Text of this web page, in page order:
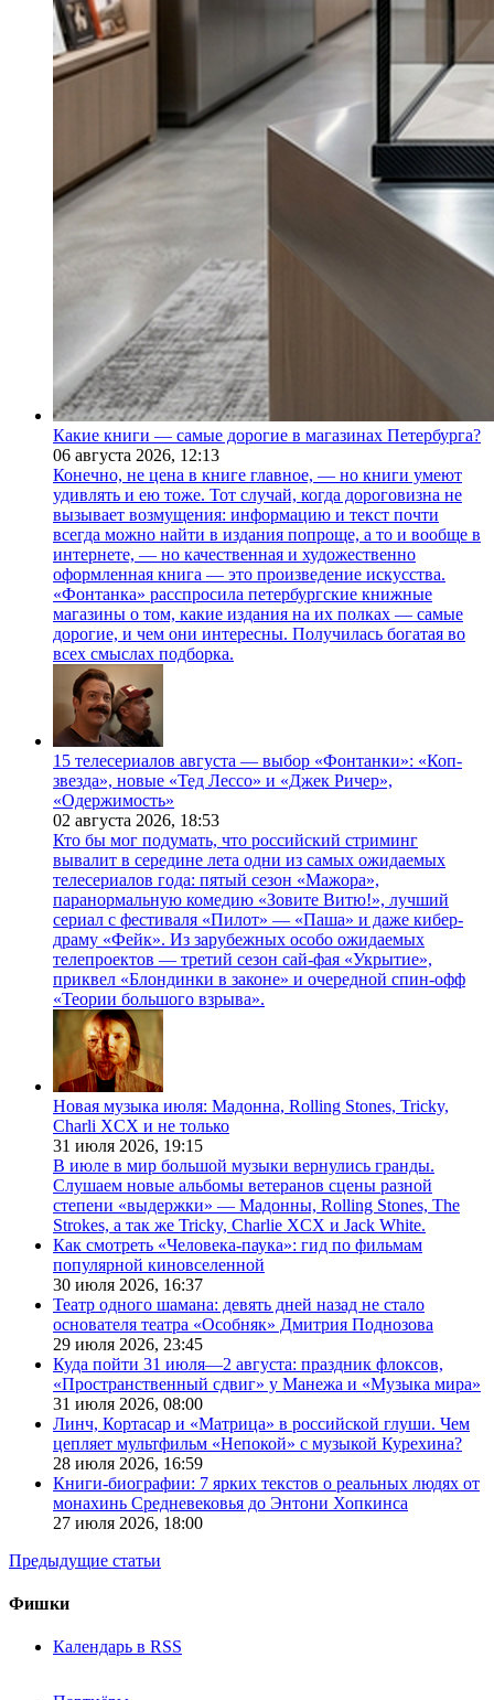
Какие книги — самые дорогие в магазинах Петербурга?
06 августа 2026, 12:13
Конечно, не цена в книге главное, — но книги умеют
удивлять и ею тоже. Тот случай, когда дороговизна не
вызывает возмущения: информацию и текст почти
всегда можно найти в издания попроще, а то и вообще в
интернете, — но качественная и художественно
оформленная книга — это произведение искусства.
«Фонтанка» расспросила петербургские книжные
магазины о том, какие издания на их полках — самые
дорогие, и чем они интересны. Получилась богатая во
всех смыслах подборка.
15 телесериалов августа — выбор «Фонтанки»: «Коп-
звезда», новые «Тед Лессо» и «Джек Ричер»,
«Одержимость»
02 августа 2026, 18:53
Кто бы мог подумать, что российский стриминг
вывалит в середине лета одни из самых ожидаемых
телесериалов года: пятый сезон «Мажора»,
паранормальную комедию «Зовите Витю!», лучший
сериал с фестиваля «Пилот» — «Паша» и даже кибер-
драму «Фейк». Из зарубежных особо ожидаемых
телепроектов — третий сезон сай-фая «Укрытие»,
приквел «Блондинки в законе» и очередной спин-офф
«Теории большого взрыва».
Новая музыка июля: Мадонна, Rolling Stones, Tricky,
Charli XCX и не только
31 июля 2026, 19:15
В июле в мир большой музыки вернулись гранды.
Слушаем новые альбомы ветеранов сцены разной
степени «выдержки» — Мадонны, Rolling Stones, The
Strokes, а так же Tricky, Charlie XCX и Jack White.
Как смотреть «Человека-паука»: гид по фильмам
популярной киновселенной
30 июля 2026, 16:37
Театр одного шамана: девять дней назад не стало
основателя театра «Особняк» Дмитрия Поднозова
29 июля 2026, 23:45
Куда пойти 31 июля—2 августа: праздник флоксов,
«Пространственный сдвиг» у Манежа и «Музыка мира»
31 июля 2026, 08:00
Линч, Кортасар и «Матрица» в российской глуши. Чем
цепляет мультфильм «Непокой» с музыкой Курехина?
28 июля 2026, 16:59
Книги-биографии: 7 ярких текстов о реальных людях от
монахинь Средневековья до Энтони Хопкинса
27 июля 2026, 18:00
Предыдущие статьи
Фишки
Календарь в RSS